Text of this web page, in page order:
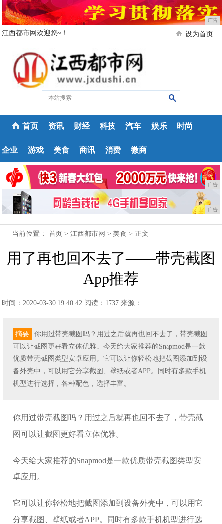
广告
江西都市网欢迎您~！ 设为首页
首页 资讯 财经 科技 汽车 娱乐 时尚
企业 游戏 美食 商讯 消费 微商
广告
广告
当前位置：首页 >江西都市网 > 美食 > 正文
用了再也回不去了——带壳截图
App推荐
时间：2020-03-30 19:40:42 阅读：1737 来源：
摘要
你用过带壳截图吗？用过之后就再也回不去了，带壳截图
可以让截图更好看立体优雅。今天给大家推荐的Snapmod是一款
优质带壳截图类型安卓应用。它可以让你轻松地把截图添加到设
备外壳中，可以用它分享截图、壁纸或者APP。同时有多款手机
机型进行选择，各种配色，选择丰富。
你用过带壳截图吗？用过之后就再也回不去了，带壳截
图可以让截图更好看立体优雅。
今天给大家推荐的Snapmod是一款优质带壳截图类型安
卓应用。
它可以让你轻松地把截图添加到设备外壳中，可以用它
分享截图、壁纸或者APP。同时有多款手机机型进行选